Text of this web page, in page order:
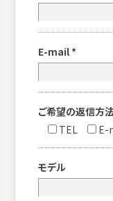
E-mail *
ご希望の返信方
TEL
E-
モデル